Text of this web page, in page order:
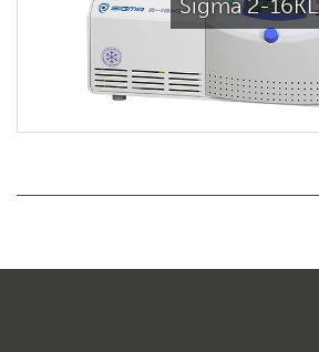
Sigma 2-16KL